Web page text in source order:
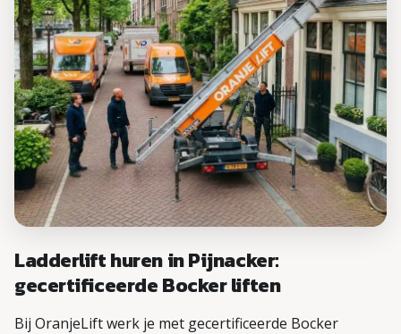
Ladderlift huren in Pijnacker:
gecertificeerde Bocker liften
Bij OranjeLift werk je met gecertificeerde Bocker